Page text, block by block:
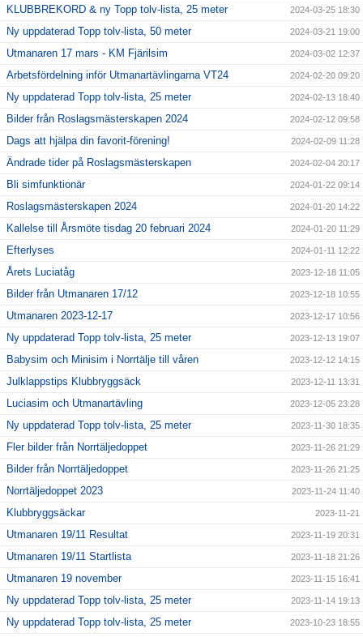
KLUBBREKORD & ny Topp tolv-lista, 25 meter 2024-03-25 18:30
Ny uppdaterad Topp tolv-lista, 50 meter 2024-03-21 19:00
Utmanaren 17 mars - KM Fjärilsim 2024-03-02 12:37
Arbetsfördelning inför Utmanartävlingarna VT24 2024-02-20 09:20
Ny uppdaterad Topp tolv-lista, 25 meter 2024-02-13 18:40
Bilder från Roslagsmästerskapen 2024 2024-02-12 09:58
Dags att hjälpa din favorit-förening! 2024-02-09 11:28
Ändrade tider på Roslagsmästerskapen 2024-02-04 20:17
Bli simfunktionär 2024-01-22 09:14
Roslagsmästerskapen 2024 2024-01-20 14:22
Kallelse till Årsmöte tisdag 20 februari 2024 2024-01-20 11:29
Efterlyses 2024-01-11 12:22
Årets Luciatåg 2023-12-18 11:05
Bilder från Utmanaren 17/12 2023-12-18 10:55
Utmanaren 2023-12-17 2023-12-17 10:56
Ny uppdaterad Topp tolv-lista, 25 meter 2023-12-13 19:07
Babysim och Minisim i Norrtälje till våren 2023-12-12 14:15
Julklappstips Klubbryggsäck 2023-12-11 13:31
Luciasim och Utmanartävling 2023-12-05 23:28
Ny uppdaterad Topp tolv-lista, 25 meter 2023-11-30 18:35
Fler bilder från Norrtäljedoppet 2023-11-26 21:29
Bilder från Norrtäljedoppet 2023-11-26 21:25
Norrtäljedoppet 2023 2023-11-24 11:40
Klubbryggsäckar 2023-11-21
Utmanaren 19/11 Resultat 2023-11-19 20:31
Utmanaren 19/11 Startlista 2023-11-18 21:26
Utmanaren 19 november 2023-11-15 16:41
Ny uppdaterad Topp tolv-lista, 25 meter 2023-11-14 19:13
Ny uppdaterad Topp tolv-lista, 25 meter 2023-10-23 18:55